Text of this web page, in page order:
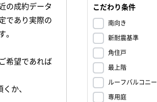
の成約データ
であり実際の
希望であれば
か、
こだわり条件
南向き
新耐震基準
角住戸
最上階
ルーフバルコニー
専用庭